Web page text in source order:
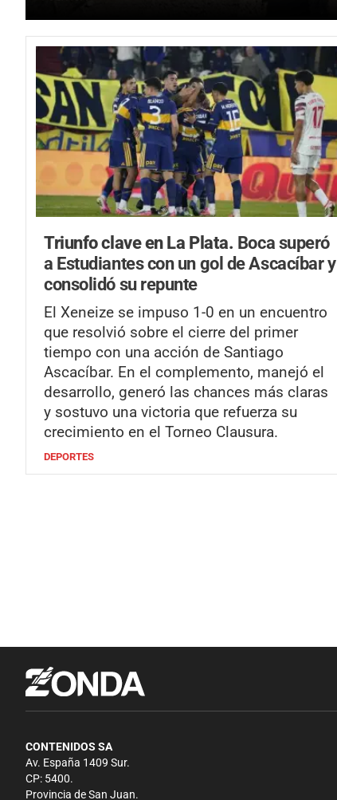
Triunfo clave en La Plata. Boca superó
a Estudiantes con un gol de Ascacíbar y
consolidó su repunte
El Xeneize se impuso 1-0 en un encuentro
que resolvió sobre el cierre del primer
tiempo con una acción de Santiago
Ascacíbar. En el complemento, manejó el
desarrollo, generó las chances más claras
y sostuvo una victoria que refuerza su
crecimiento en el Torneo Clausura.
DEPORTES
CONTENIDOS SA
Av. España 1409 Sur.
CP: 5400.
Provincia de San Juan.